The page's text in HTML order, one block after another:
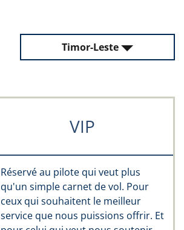
Timor-Leste
VIP
Réservé au pilote qui veut plus
qu'un simple carnet de vol. Pour
ceux qui souhaitent le meilleur
service que nous puissions offrir. Et